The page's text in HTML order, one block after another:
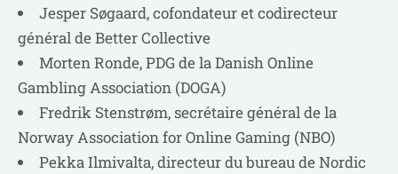
Jesper Søgaard, cofondateur et codirecteur
général de Better Collective
Morten Ronde, PDG de la Danish Online
Gambling Association (DOGA)
Fredrik Stenstrøm, secrétaire général de la
Norway Association for Online Gaming (NBO)
Pekka Ilmivalta, directeur du bureau de Nordic